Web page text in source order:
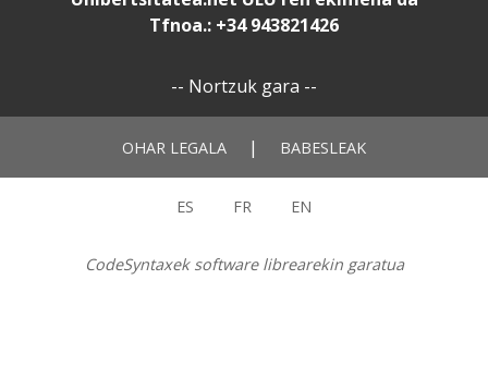
Tfnoa.: +34 943821426
-- Nortzuk gara --
OHAR LEGALA | BABESLEAK
ES FR EN
CodeSyntaxek software librearekin garatua